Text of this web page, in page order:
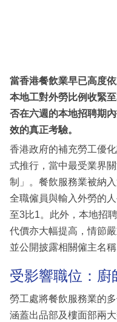
當香港餐飲業早已高度
本地工對外勞比例收緊
否在六週的本地招聘期
效的真正考驗。
香港政府的補充勞工優
式推行，當中最受業界
制」。餐飲服務業被納
全職僱員與輸入外勞的
至3比1。此外，本地招
代價亦大幅提高，情節
並公開披露相關僱主名稱
受影響職位：廚
勞工處將餐飲服務業的
涵蓋出品部及樓面部兩